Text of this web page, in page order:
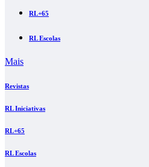
RL+65
RL Escolas
Mais
Revistas
RL Iniciativas
RL+65
RL Escolas